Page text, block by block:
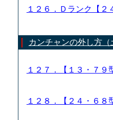
１２６．Ｄランク【
カンチャンの外し方（
１２７．【１３・７
１２８．【２４・６